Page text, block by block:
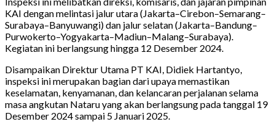
KAI dengan melintasi jalur utara (Jakarta–Cirebon–Semarang–
Surabaya–Banyuwangi) dan jalur selatan (Jakarta–Bandung–
Purwokerto–Yogyakarta–Madiun–Malang–Surabaya).
Kegiatan ini berlangsung hingga 12 Desember 2024.
Disampaikan Direktur Utama PT KAI, Didiek Hartantyo,
inspeksi ini merupakan bagian dari upaya memastikan
keselamatan, kenyamanan, dan kelancaran perjalanan selama
masa angkutan Nataru yang akan berlangsung pada tanggal 19
Desember 2024 sampai 5 Januari 2025.